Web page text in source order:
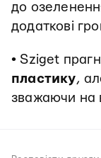
до
додаткові
• Sziget
пластику,
зважаючи на